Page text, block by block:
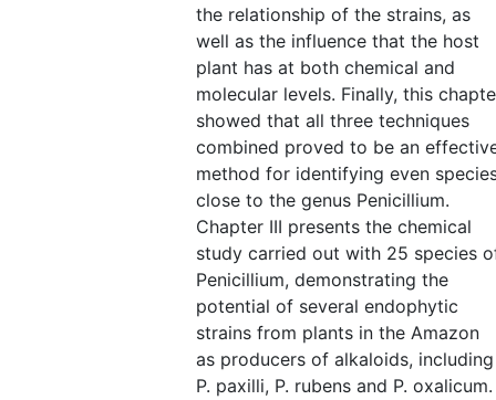
the relationship of the strains, as
well as the influence that the host
plant has at both chemical and
molecular levels. Finally, this
showed that all three techniques
combined proved to be an
method for identifying even
close to the genus Penicillium.
Chapter III presents the chemical
study carried out with 25 species
Penicillium, demonstrating the
potential of several endophytic
strains from plants in the Amazon
as producers of alkaloids, including
P. paxilli, P. rubens and P. oxalicum.